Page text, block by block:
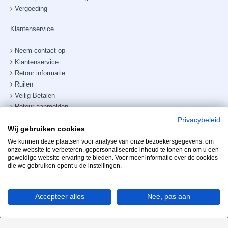
Vergoeding
Klantenservice
Neem contact op
Klantenservice
Retour informatie
Ruilen
Veilig Betalen
Retour aanmelden
Site map
Telefoonnummer:+31238882885
Mijn account
Copyright Mooihoofd 2025 - Realisatie Info2Share
Privacybeleid
Wij gebruiken cookies
We kunnen deze plaatsen voor analyse van onze bezoekersgegevens, om
onze website te verbeteren, gepersonaliseerde inhoud te tonen en om u een
geweldige website-ervaring te bieden. Voor meer informatie over de cookies
die we gebruiken opent u de instellingen.
Accepteer alles Nee, pas aan